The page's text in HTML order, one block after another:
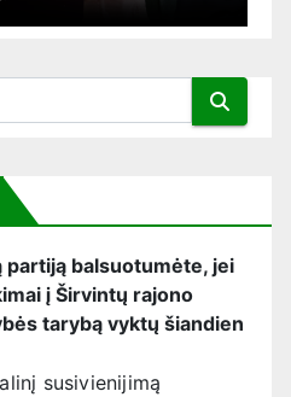
partiją balsuotumėte, jei
į Širvintų rajono
tarybą vyktų šiandien
susivienijimą